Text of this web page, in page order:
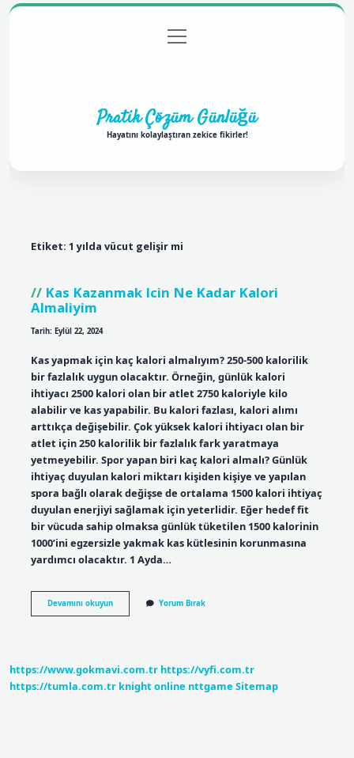
Gizlilik Politikası
menüyü
aç
Pratik Çözüm Günlüğü
Hayatını kolaylaştıran zekice fikirler!
Etiket: 1 yılda vücut gelişir mi
Kas Kazanmak Icin Ne Kadar Kalori
Almaliyim
Tarih: Eylül 22, 2024
Kas yapmak için kaç kalori almalıyım? 250-500 kalorilik
bir fazlalık uygun olacaktır. Örneğin, günlük kalori
ihtiyacı 2500 kalori olan bir atlet 2750 kaloriyle kilo
alabilir ve kas yapabilir. Bu kalori fazlası, kalori alımı
arttıkça değişebilir. Çok yüksek kalori ihtiyacı olan bir
atlet için 250 kalorilik bir fazlalık fark yaratmaya
yetmeyebilir. Spor yapan biri kaç kalori almalı? Günlük
ihtiyaç duyulan kalori miktarı kişiden kişiye ve yapılan
spora bağlı olarak değişse de ortalama 1500 kalori ihtiyaç
duyulan enerjiyi sağlamak için yeterlidir. Eğer hedef fit
bir vücuda sahip olmaksa günlük tüketilen 1500 kalorinin
1000’ini egzersizle yakmak kas kütlesinin korunmasına
yardımcı olacaktır. 1 Ayda…
Devamını okuyunKas
Kazanmak
Almaliyim
Yorum Bırak
https://www.gokmavi.com.tr https://vyfi.com.tr
https://tumla.com.tr knight online nttgame Sitemap